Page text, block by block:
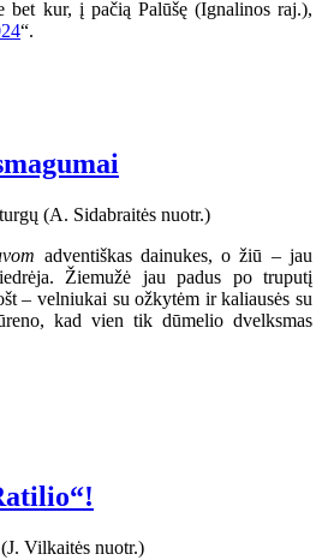
bet kur, į pačią Palūšę (Ignalinos raj.),
“.
adventiškas dainukes, o žiū – jau
Žiemužė jau padus po truputį
– velniukai su ožkytėm ir kaliausės su
kad vien tik dūmelio dvelksmas